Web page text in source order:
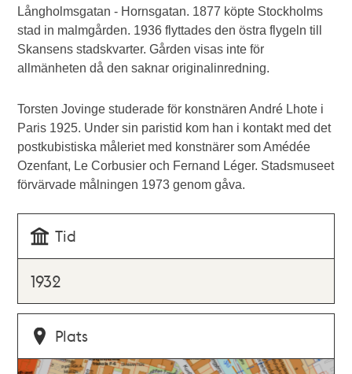
Långholmsgatan - Hornsgatan. 1877 köpte Stockholms
stad in malmgården. 1936 flyttades den östra flygeln till
Skansens stadskvarter. Gården visas inte för
allmänheten då den saknar originalinredning.
Torsten Jovinge studerade för konstnären André Lhote i
Paris 1925. Under sin paristid kom han i kontakt med det
postkubistiska måleriet med konstnärer som Amédée
Ozenfant, Le Corbusier och Fernand Léger. Stadsmuseet
förvärvade målningen 1973 genom gåva.
Tid
1932
Plats